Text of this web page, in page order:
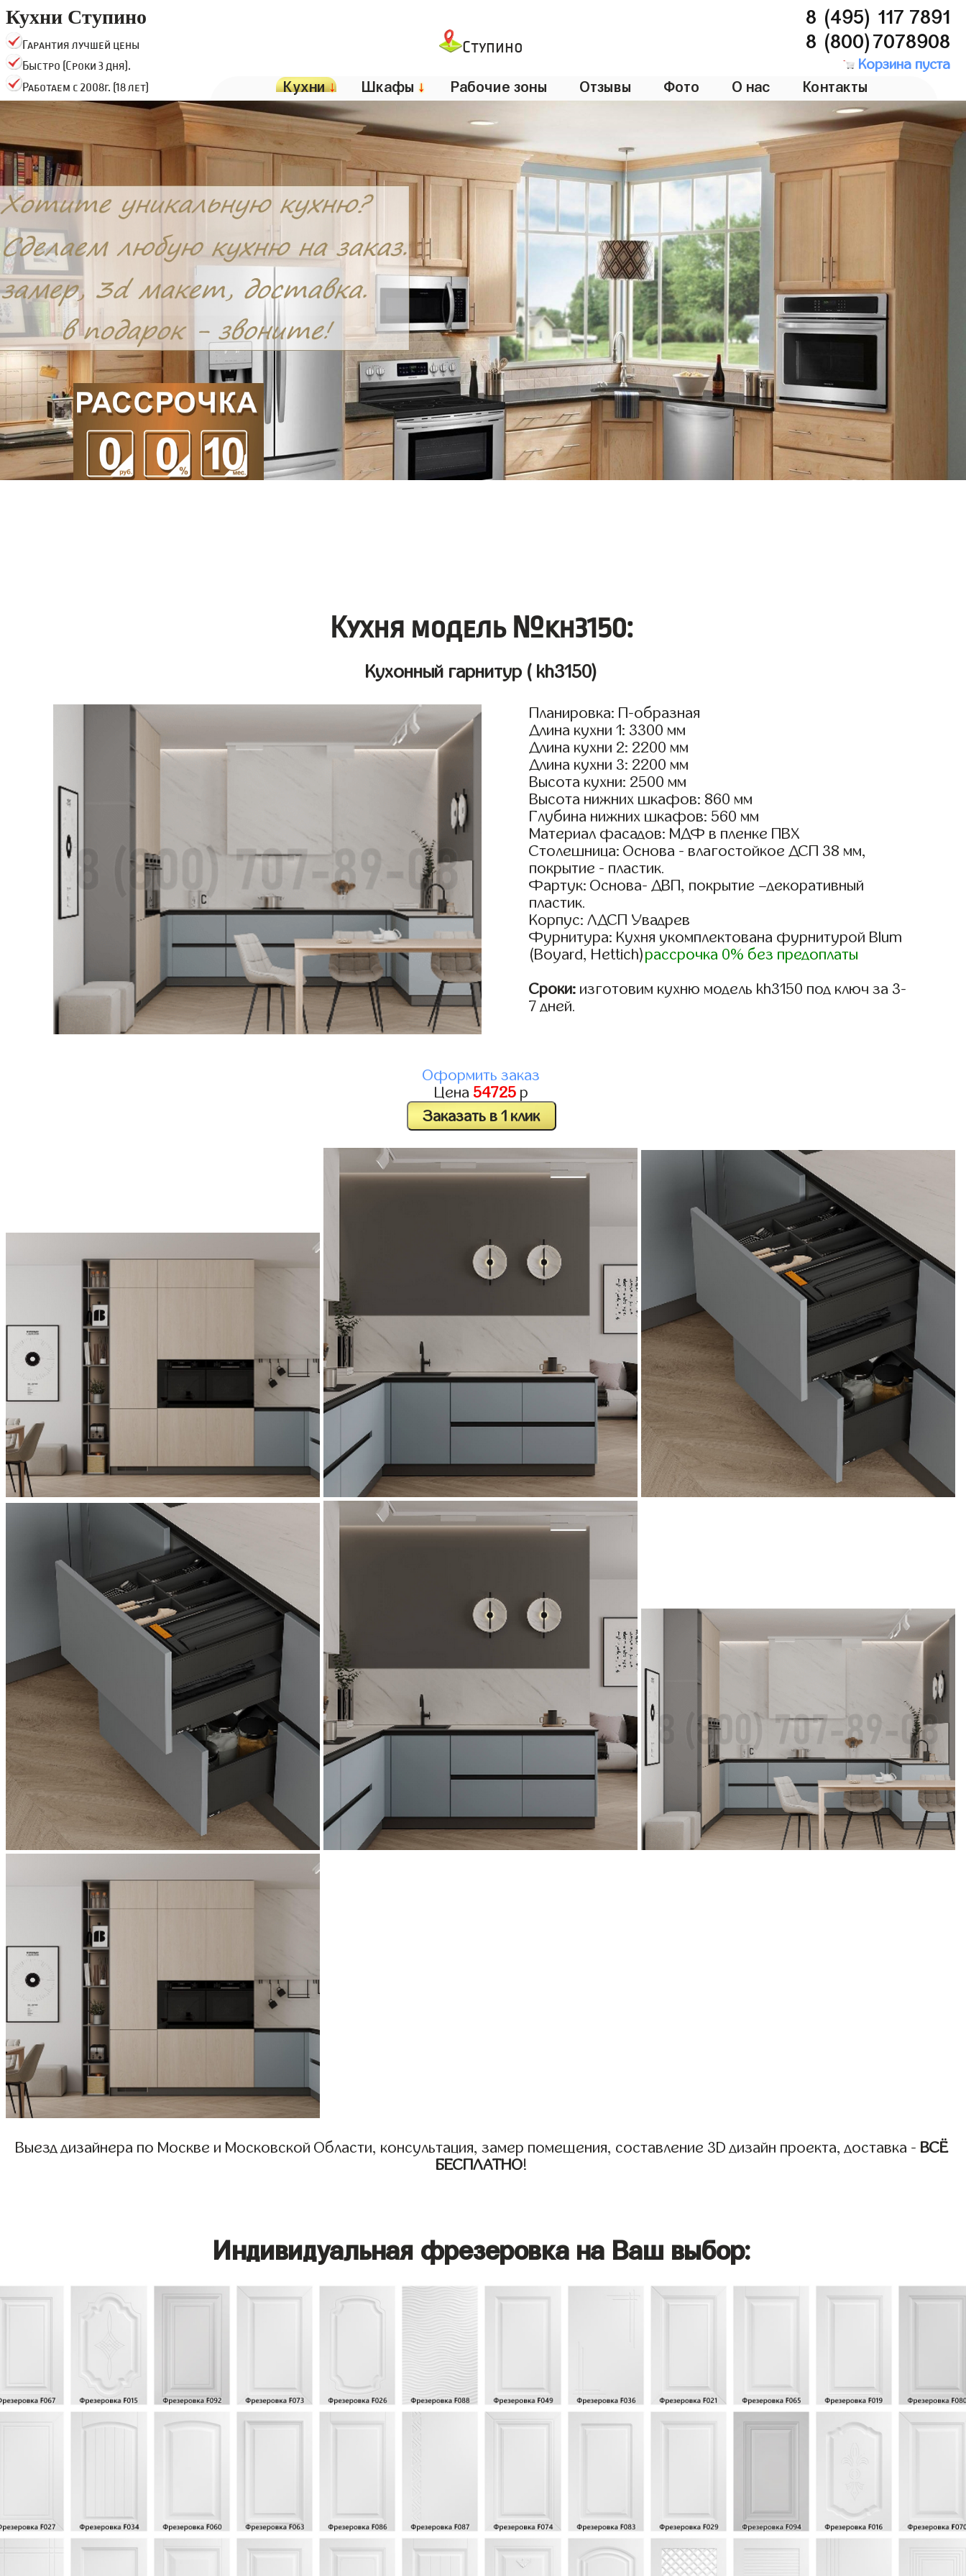
Кухни Ступино
Гарантия лучшей цены
Быстро (Сроки 3 дня).
Работаем с 2008г. (18 лет)
Ступино
8 (495) 117 7891
8 (800)7078908
Корзина пуста
Кухни↓ Шкафы ↓ Рабочие зоны Отзывы Фото О нас Контакты
Кухня модель №kh3150:
Кухонный гарнитур ( kh3150)
Планировка: П-образная
Длина кухни 1: 3300 мм
Длина кухни 2: 2200 мм
Длина кухни 3: 2200 мм
Высота кухни: 2500 мм
Высота нижних шкафов: 860 мм
Глубина нижних шкафов: 560 мм
Материал фасадов: МДФ в пленке ПВХ
Столешница: Основа - влагостойкое ДСП 38 мм,
покрытие - пластик.
Фартук: Основа- ДВП, покрытие –декоративный
пластик.
Корпус: ЛДСП Увадрев
Фурнитура: Кухня укомплектована фурнитурой Blum
(Boyard, Hettich)рассрочка 0% без предоплаты
Сроки: изготовим кухню модель kh3150 под ключ за 3-
7 дней.
Оформить заказ
Цена 54725 р
Заказать в 1 клик
Выезд дизайнера по Москве и Московской Области, консультация, замер помещения, составление 3D дизайн проекта, доставка - ВСЁ
БЕСПЛАТНО!
Индивидуальная фрезеровка на Ваш выбор: